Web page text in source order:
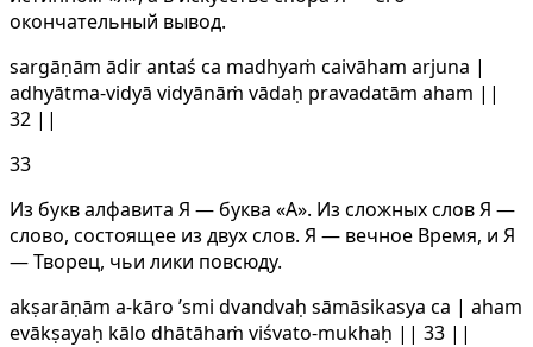
окончательный вывод.
sargāṇām ādir antaś ca madhyaṁ caivāham arjuna |
adhyātma-vidyā vidyānāṁ vādaḥ pravadatām aham ||
32 ||
33
Из букв алфавита Я — буква «А». Из сложных слов Я —
слово, состоящее из двух слов. Я — вечное Время, и Я
— Творец, чьи лики повсюду.
akṣarāṇām a-kāro ’smi dvandvaḥ sāmāsikasya ca | aham
evākṣayaḥ kālo dhātāhaṁ viśvato-mukhaḥ || 33 ||